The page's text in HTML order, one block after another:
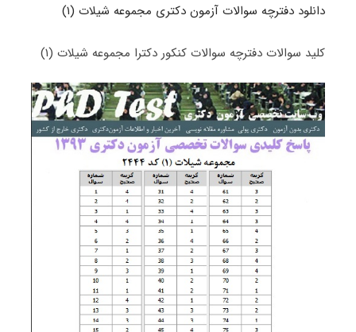
دانلود دفترچه سوالات آزمون دکتری مجموعه شیلات (۱)
کلید سوالات دفترچه سوالات کنکور دکترا مجموعه شیلات (۱)